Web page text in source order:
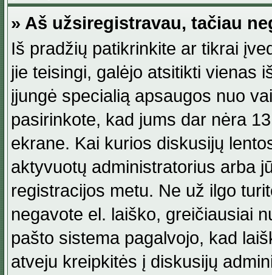
» Aš užsiregistravau, tačiau
Iš pradžių patikrinkite ar tikrai
jie teisingi, galėjo atsitikti vienas
įjungė specialią apsaugos nuo
pasirinkote, kad jums dar nėra
ekrane. Kai kurios diskusijų
aktyvuotų administratorius arba
registracijos metu. Ne už ilgo
negavote el. laiško, greičiausiai
pašto sistema pagalvojo, kad
atveju kreipkitės į diskusijų